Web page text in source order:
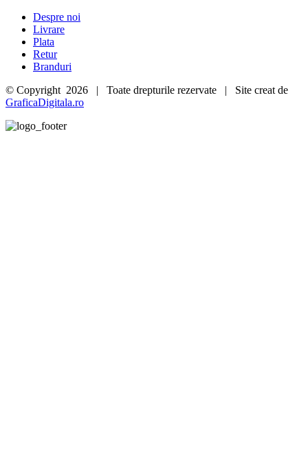
Despre noi
Livrare
Plata
Retur
Branduri
© Copyright 2026 | Toate drepturile rezervate | Site creat de
GraficaDigitala.ro